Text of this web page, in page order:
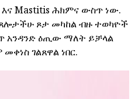
Mastitis ሕክምና ውስጥ ነው.
ጾታ መካከል ብዙ ተወካዮች
አንዳንድ ዕጢው ማለት ይቻላል
ገልጸዋል ነበር.